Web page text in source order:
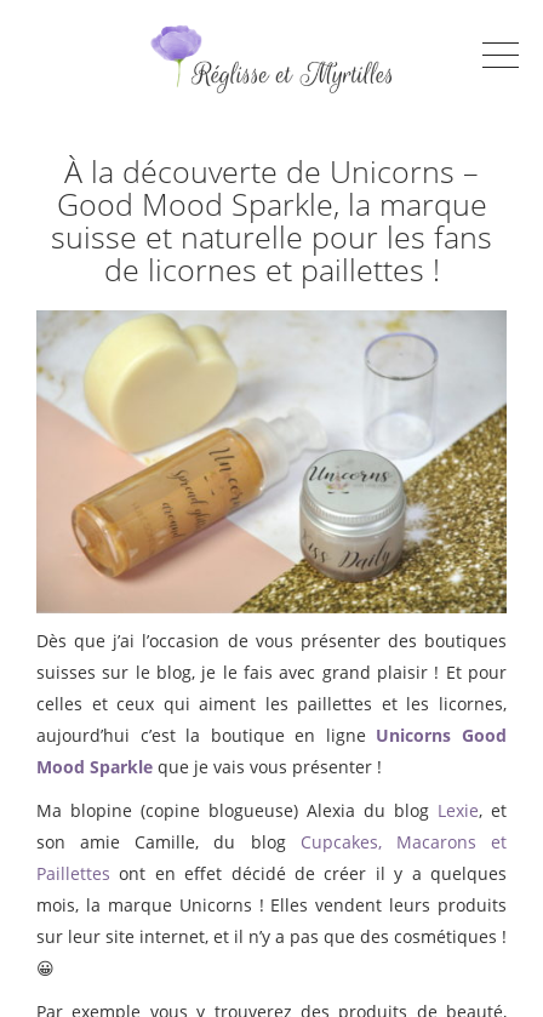
À la découverte de Unicorns –
Good Mood Sparkle, la marque
suisse et naturelle pour les fans
de licornes et paillettes !
Dès que j’ai l’occasion de vous présenter des boutiques
suisses sur le blog, je le fais avec grand plaisir ! Et pour
celles et ceux qui aiment les paillettes et les licornes,
aujourd’hui c’est la boutique en ligne Unicorns Good
Mood Sparkle que je vais vous présenter !
Ma blopine (copine blogueuse) Alexia du blog Lexie, et
son amie Camille, du blog Cupcakes, Macarons et
Paillettes ont en effet décidé de créer il y a quelques
mois, la marque Unicorns ! Elles vendent leurs produits
sur leur site internet, et il n’y a pas que des cosmétiques !
😀
Par exemple vous y trouverez des produits de beauté,